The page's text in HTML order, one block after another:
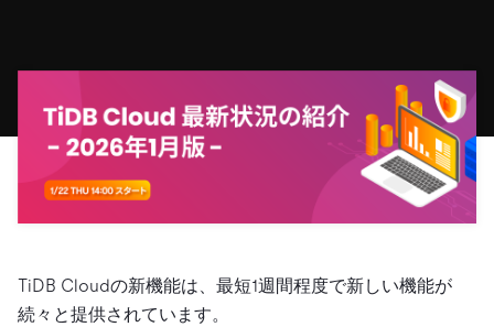
料金
エコシステム
Integrations
ユースケース
運用インテリジェンスの活用
Build GenAI Applications
エンゲージメント
イベント
Developer Hub
Discord Community
TiDB Labs 認定資格試験
基本規約、TiDBクラウドサービス契約、SLA、利用規約、
プライバシーポリシーなど、契約関連の情報を紹介しま
す。
Trust Hub
お客様のデータの機密性、可用性、安全性について紹介し
会社概要
ドキュメント
ドキュメント
開発者ガイド
TiDB Cloudの新機能は、最短1週間程度で新しい機能が
続々と提供されています。